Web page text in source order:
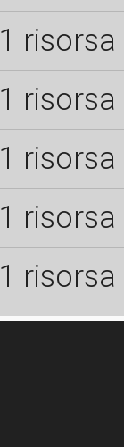
1 risorsa
1 risorsa
1 risorsa
1 risorsa
1 risorsa